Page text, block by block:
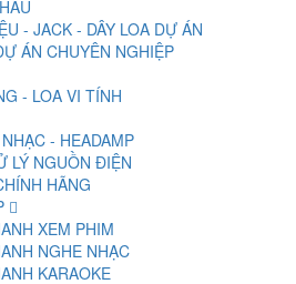
- JACK - DÂY LOA DỰ ÁN
ÁN CHUYÊN NGHIỆP
- LOA VI TÍNH
- HEADAMP
LÝ NGUỒN ĐIỆN
HÃNG
XEM PHIM
NGHE NHẠC
KARAOKE